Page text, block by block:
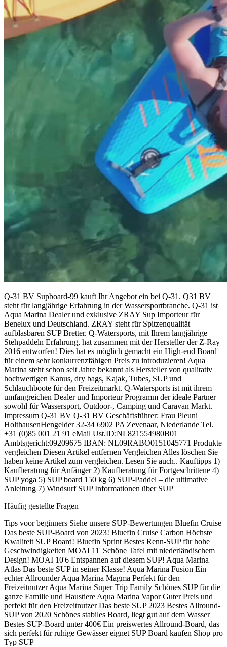
Q-31 BV Supboard-99 kauft Ihr Angebot ein bei Q-31. Q31 BV
steht für langjährige Erfahrung in der Wassersportbranche. Q-31 ist
Aqua Marina Dealer und exklusive ZRAY Sup Importeur für
Benelux und Deutschland. ZRAY steht für Spitzenqualität
aufblasbaren SUP Bretter. Q-Watersports, mit Ihrem langjährige
Stehpaddeln Erfahrung, hat zusammen mit der Hersteller der Z-Ray
2016 entworfen! Dies hat es möglich gemacht ein High-end Board
für einem sehr konkurrenzfähigen Preis zu introduzieren! Aqua
Marina steht schon seit Jahre bekannt als Hersteller von qualitativ
hochwertigen Kanus, dry bags, Kajak, Tubes, SUP und
Schlauchboote für den Freizeitmarkt. Q-Watersports ist mit ihrem
umfangreichen Dealer und Importeur Programm der ideale Partner
sowohl für Wassersport, Outdoor-, Camping und Caravan Markt.
Impressum Q-31 BV Q-31 BV Geschäftsführer: Frau Pleuni
HolthausenHengelder 32-34 6902 PA Zevenaar, Niederlande Tel.
+31 (0)85 001 21 91 eMail Ust.ID:NL821554980B01
Ambtsgericht:09209675 IBAN: NL09RABO0151045771 Produkte
vergleichen Diesen Artikel entfernen Vergleichen Alles löschen Sie
haben keine Artikel zum vergleichen. Lesen Sie auch.. Kauftipps 1)
Kaufberatung für Anfänger 2) Kaufberatung für Fortgeschrittene 4)
SUP yoga 5) SUP board 150 kg 6) SUP-Paddel – die ultimative
Anleitung 7) Windsurf SUP Informationen über SUP
Häufig gestellte Fragen
Tips voor beginners Siehe unsere SUP-Bewertungen Bluefin Cruise
Das beste SUP-Board von 2023! Bluefin Cruise Carbon Höchste
Kwaliteit SUP Board! Bluefin Sprint Bestes Renn-SUP für hohe
Geschwindigkeiten MOAI 11' Schöne Tafel mit niederländischem
Design! MOAI 10'6 Entspannen auf diesem SUP! Aqua Marina
Atlas Das beste SUP in seiner Klasse! Aqua Marina Fusion Ein
echter Allrounder Aqua Marina Magma Perfekt für den
Freizeitnutzer Aqua Marina Super Trip Family Schönes SUP für die
ganze Familie und Haustiere Aqua Marina Vapor Guter Preis und
perfekt für den Freizeitnutzer Das beste SUP 2023 Bestes Allround-
SUP von 2020 Schönes stabiles Board, liegt gut auf dem Wasser
Bestes SUP-Board unter 400€ Ein preiswertes Allround-Board, das
sich perfekt für ruhige Gewässer eignet SUP Board kaufen Shop pro
Typ SUP